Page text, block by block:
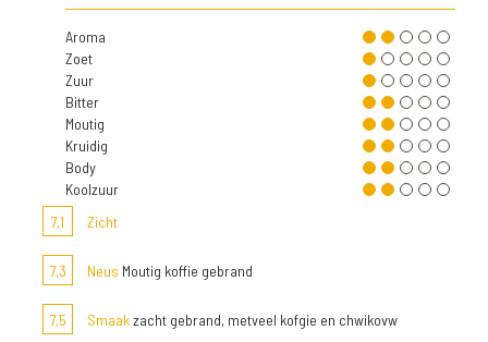
Aroma
Zoet
Zuur
Bitter
Moutig
Kruidig
Body
Koolzuur
7,1
Zicht
7,3 Neus Moutig koffie gebrand
7,5 Smaakzacht gebrand, metveel kofgie en chwikovw